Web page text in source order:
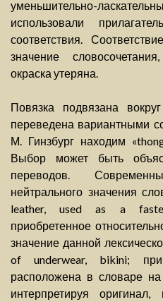
уменьшительно-
использовали
соответствия.
значение
окраска утеряна.
Повязка подвязана
переведена вариантными
М. Гинзбург находим
Выбор может быть
переводов.
нейтрального значения
leather, used as a
приобретенное
значение данной
of underwear, bikini;
расположена в словаре
интерпретируя